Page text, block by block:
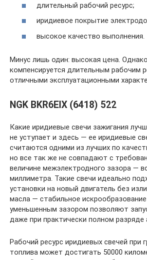
длительный рабочий ресурс;
иридиевое покрытие
высокое качество выполнения.
Минус лишь один: высокая цена.
компенсируется длительным рабочим
отличными эксплуатационными
NGK BKR6EIX (6418) 522
Какие иридиевые свечи зажигания
не уступает и здесь — ее иридиевые
считаются одними из лучших по
но все так же не совпадают с
величине межэлектродного зазора —
миллиметра. Такие свечи идеально
установки на новый двигатель без
масла — стабильное искрообразование
уменьшенным зазором позволяют
даже при практически полном разряде
Рабочий ресурс иридиевых свечей при
топлива может достигать 50000